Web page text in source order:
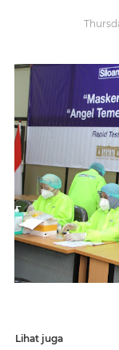
Lihat juga